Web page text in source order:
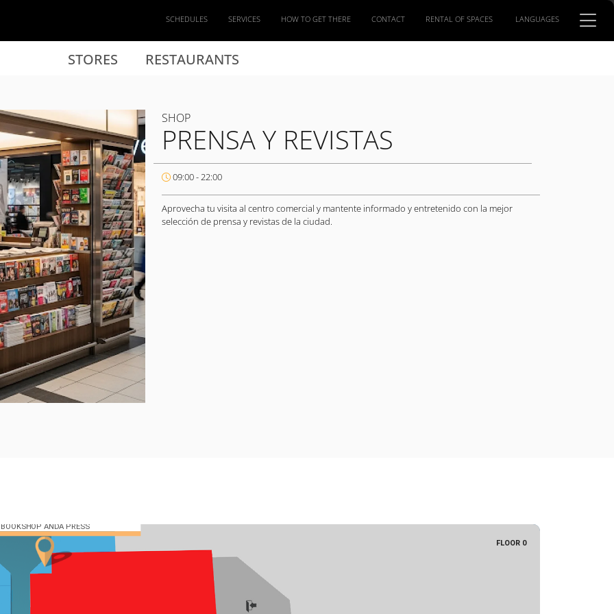
STORES RESTAURANTS
SCHEDULES SERVICES HOW TO GET THERE CONTACT RENTAL OF SPACES LANGUAGES
SHOP
PRENSA Y REVISTAS
09:00 - 22:00
Aprovecha tu visita al centro comercial y mantente informado y entretenido con la mejor
selección de prensa y revistas de la ciudad.